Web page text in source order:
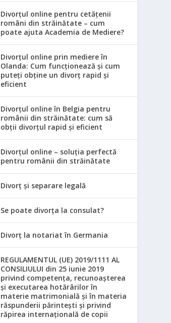
Divorțul online pentru cetățenii
români din străinătate – cum
poate ajuta Academia de Mediere?
Divorțul online prin mediere în
Olanda: Cum funcționează și cum
puteți obține un divorț rapid și
eficient
Divorțul online în Belgia pentru
românii din străinătate: cum să
obții divorțul rapid și eficient
Divorțul online – soluția perfectă
pentru românii din străinătate
Divorț și separare legală
Se poate divorța la consulat?
Divorț la notariat în Germania
REGULAMENTUL (UE) 2019/1111 AL
CONSILIULUI din 25 iunie 2019
privind competența, recunoașterea
și executarea hotărârilor în
materie matrimonială și în materia
răspunderii părintești și privind
răpirea internațională de copii